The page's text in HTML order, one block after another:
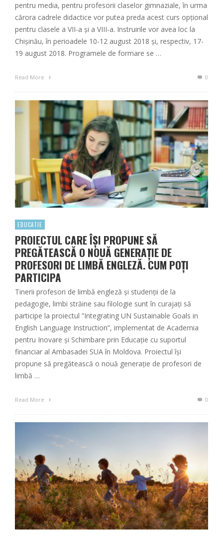
pentru media, pentru profesorii claselor gimnaziale, în urma
cărora cadrele didactice vor putea preda acest curs opțional
pentru clasele a VII-a şi a VIII-a. Instruirile vor avea loc la
Chişinău, în perioadele 10-12 august 2018 şi, respectiv, 17-
19 august 2018. Programele de formare se …
Read More 0
EDUCATIE
PROIECTUL CARE ÎȘI PROPUNE SĂ
PREGĂTEASCĂ O NOUĂ GENERAȚIE DE
PROFESORI DE LIMBĂ ENGLEZĂ. CUM POȚI
PARTICIPA
Tinerii profesori de limbă engleză și studenții de la
pedagogie, limbi străine sau filologie sunt în curajați să
participe la proiectul ”Integrating UN Sustainable Goals in
English Language Instruction”, implementat de Academia
pentru Inovare și Schimbare prin Educație cu suportul
financiar al Ambasadei SUA în Moldova. Proiectul își
propune să pregătească o nouă generație de profesori de
limbă …
Read More 0